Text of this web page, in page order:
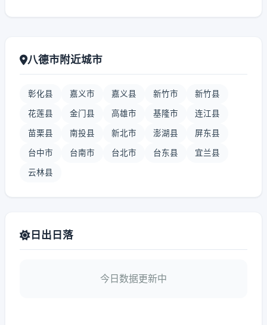
八德市附近城市
彰化县 嘉义市 嘉义县 新竹市 新竹县
花莲县 金门县 高雄市 基隆市 连江县
苗栗县 南投县 新北市 澎湖县 屏东县
台中市 台南市 台北市 台东县 宜兰县
云林县
日出日落
今日数据更新中